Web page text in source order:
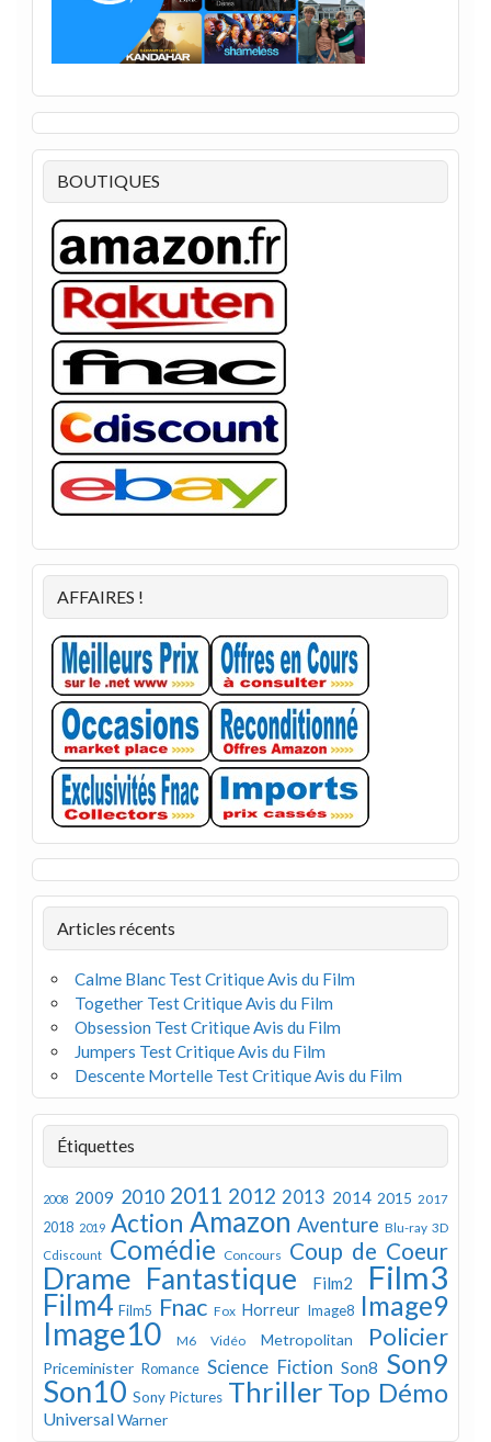
BOUTIQUES
AFFAIRES !
Articles récents
Calme Blanc Test Critique Avis du Film
Together Test Critique Avis du Film
Obsession Test Critique Avis du Film
Jumpers Test Critique Avis du Film
Descente Mortelle Test Critique Avis du Film
Étiquettes
2008 2009 2010 2011 2012 2013 2014 2015 2017
2018 2019 Action Amazon Aventure Blu-ray 3D
Cdiscount Comédie Concours Coup de Coeur
Drame Fantastique Film2 Film3
Film4 Film5 Fnac Fox Horreur Image8 Image9
Image10 M6 Vidéo Metropolitan Policier
Priceminister Romance Science Fiction Son8 Son9
Son10 Sony Pictures Thriller Top Démo
UniversalWarner